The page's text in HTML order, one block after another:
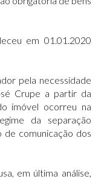
em 01.01.2020
pela necessidade
Crupe a partir da
imóvel ocorreu na
da separação
de comunicação dos
em última análise,